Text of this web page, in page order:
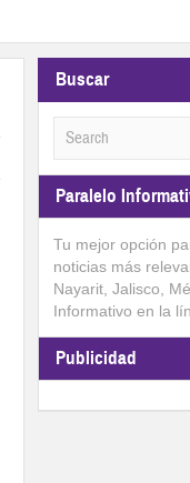
Buscar
Paralelo
Tu mejor opción
noticias más
Nayarit, Jalisco,
Informativo en la
Publicidad